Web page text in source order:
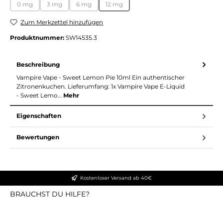
0 mg
(Diese Option ist zurzeit nicht verfügbar.)
3 mg
(Diese Option ist zurzeit nicht verfügbar.)
6 mg
(Diese Option ist zurzeit nicht verfügbar.)
12 mg
(Diese Option ist zurzeit nicht
Zum Merkzettel hinzufügen
Produktnummer: SW14535.3
Beschreibung
Vampire Vape - Sweet Lemon Pie 10ml Ein authentischer
Zitronenkuchen. Lieferumfang: 1x Vampire Vape E-Liquid
- Sweet Lemo… Mehr
Eigenschaften
Bewertungen
Kostenloser Versand ab 40€
BRAUCHST DU HILFE?